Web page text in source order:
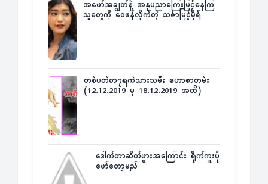
အဖော်အချွတ်နဲ့ အနုပညာကြေးမြင့်နေကြ
သူတွေကို ဝေဖန်လိုက်တဲ့ သင်္ဇာမြင့်မိုရ်
တစ်ပတ်စာ၇ရက်သားသမီး ဟောစာတမ်း
(12.12.2019 မှ 18.12.2019 အထိ)
ဒေါက်တာဆိတ်ဖွားအကြောင်း ရိုက်ကူးပုံ
ဖော်တော့မည်